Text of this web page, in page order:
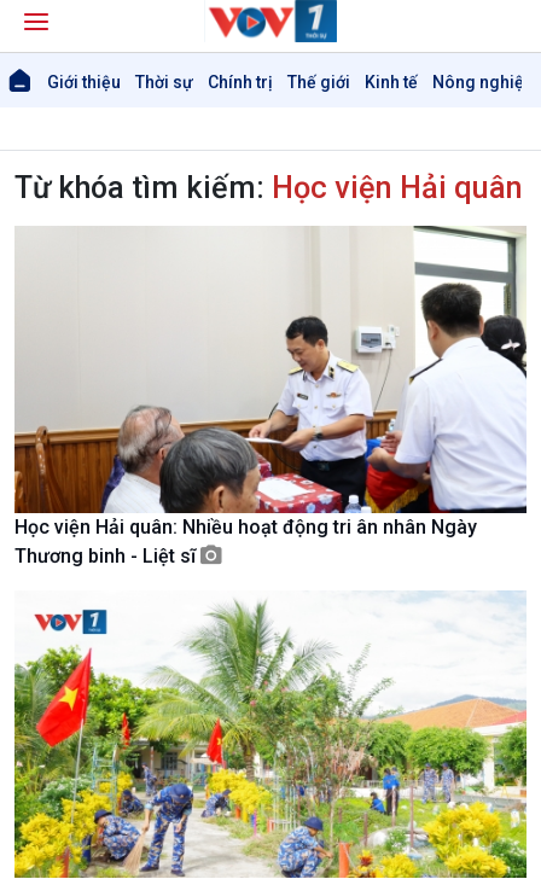
Giới thiệu Thời sự Chính trị Thế giới Kinh tế Nông nghiệp
Giới thiệu
Thời sự
Thời sự 6h
Thời sự 12h
Thời sự 18h
Thời sự 21h30
Bản tin
Chuyên mục
Theo dòng Thời sự
Từ khóa tìm kiếm: Học viện Hải quân
Học viện Hải quân: Nhiều hoạt động tri ân nhân Ngày
Thương binh - Liệt sĩ